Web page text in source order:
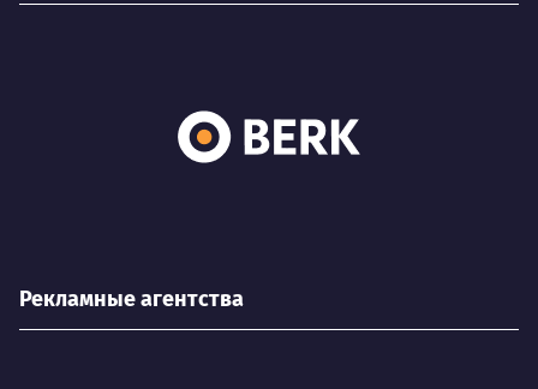
Рекламные агентства